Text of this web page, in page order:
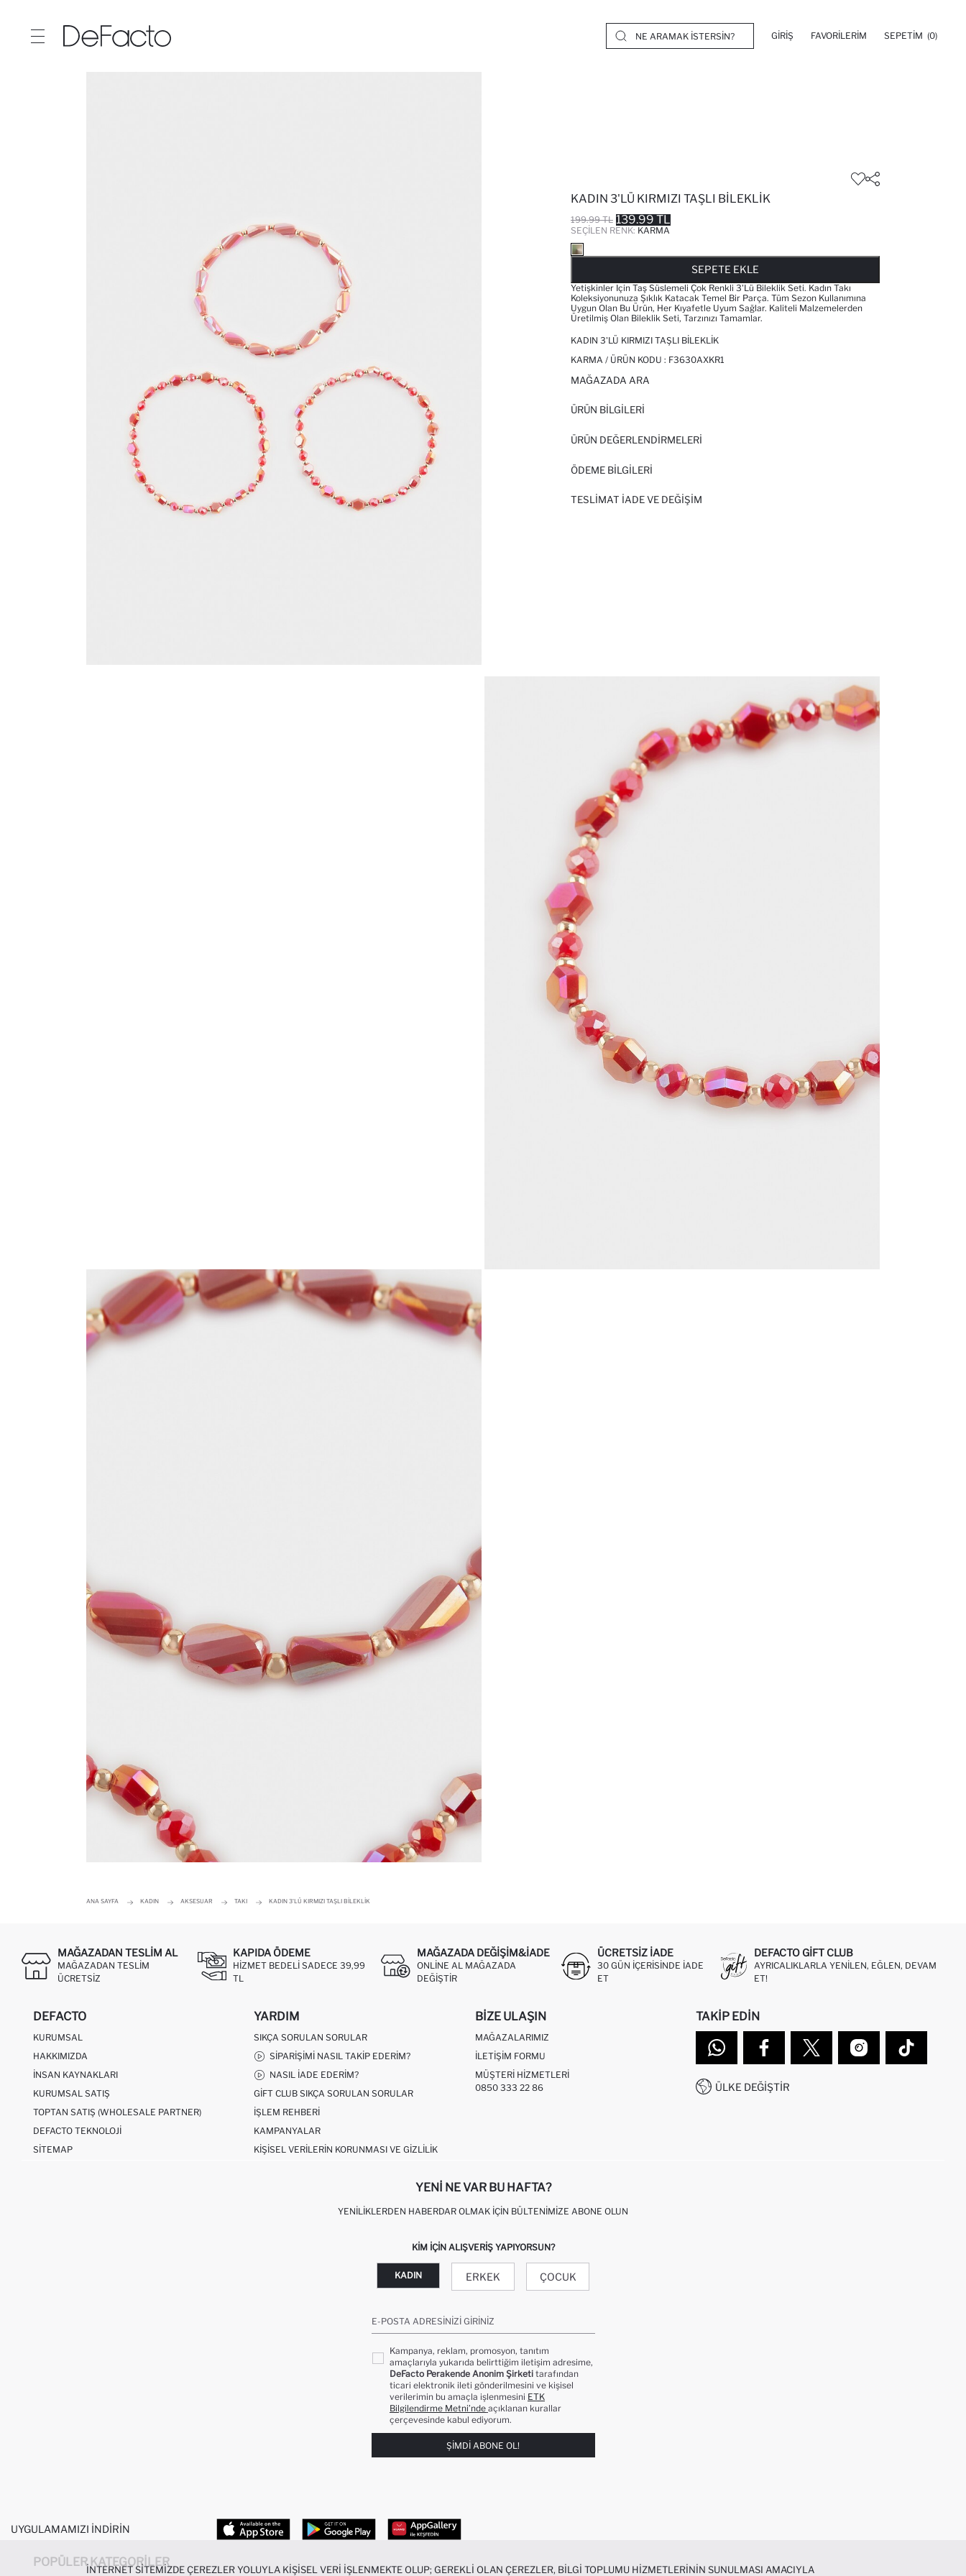
GIRIŞ FAVORILERIM SEPETIM (0)
KADIN 3'LÜ KIRMIZI TAŞLI BILEKLIK
199.99 TL 139.99 TL
SEÇILEN RENK: KARMA
SEPETE EKLE
Yetişkinler Için Taş Süslemeli Çok Renkli 3'lü Bileklik Seti. Kadın Takı
Koleksiyonunuza Şıklık Katacak Temel Bir Parça. Tüm Sezon Kullanımına
Uygun Olan Bu Ürün, Her Kıyafetle Uyum Sağlar. Kaliteli Malzemelerden
Üretilmiş Olan Bileklik Seti, Tarzınızı Tamamlar.
KADIN 3'LÜ KIRMIZI TAŞLI BILEKLIK
KARMA / ÜRÜN KODU : F3630AXKR1
MAĞAZADA ARA
ÜRÜN BILGILERI
ÜRÜN DEĞERLENDİRMELERİ
ÖDEME BİLGİLERİ
TESLIMAT İADE VE DEĞIŞIM
ANA SAYFA KADIN AKSESUAR TAKI KADIN 3'LÜ KIRMIZI TAŞLI BILEKLIK
MAĞAZADAN TESLIM AL
MAĞAZADAN TESLIM
ÜCRETSIZ
KAPIDA ÖDEME
HIZMET BEDELI SADECE 39,99
TL
MAĞAZADA DEĞIŞIM&İADE
ONLINE AL MAĞAZADA
DEĞIŞTIR
ÜCRETSIZ IADE
30 GÜN IÇERISINDE IADE
ET
DEFACTO GIFT CLUB
AYRICALIKLARLA YENILEN, EĞLEN, DEVAM
ET!
DEFACTO
KURUMSAL
HAKKIMIZDA
İNSAN KAYNAKLARI
KURUMSAL SATIŞ
TOPTAN SATIŞ (WHOLESALE PARTNER)
DEFACTO TEKNOLOJI
SITEMAP
YARDIM
SIKÇA SORULAN SORULAR
SIPARIŞIMI NASIL TAKIP EDERIM?
NASIL İADE EDERIM?
GIFT CLUB SIKÇA SORULAN SORULAR
İŞLEM REHBERI
KAMPANYALAR
KIŞISEL VERILERIN KORUNMASI VE GIZLILIK
BIZE ULAŞIN
MAĞAZALARIMIZ
İLETIŞIM FORMU
MÜŞTERI HIZMETLERI
0850 333 22 86
TAKIP EDIN
ÜLKE DEĞIŞTIR
YENI NE VAR BU HAFTA?
YENILIKLERDEN HABERDAR OLMAK İÇIN BÜLTENIMIZE ABONE OLUN
KIM IÇIN ALIŞVERIŞ YAPIYORSUN?
KADIN ERKEK ÇOCUK
E-POSTA ADRESINIZI GIRINIZ
Kampanya, reklam, promosyon, tanıtım
amaçlarıyla yukarıda belirttiğim iletişim adresime,
DeFacto Perakende Anonim Şirketi tarafından
ticari elektronik ileti gönderilmesini ve kişisel
verilerimin bu amaçla işlenmesini ETK
Bilgilendirme Metni’nde açıklanan kurallar
çerçevesinde kabul ediyorum.
ŞIMDI ABONE OL!
UYGULAMAMIZI İNDIRIN
POPÜLER KATEGORILER
İNTERNET SITEMIZDE ÇEREZLER YOLUYLA KIŞISEL VERI IŞLENMEKTE OLUP; GEREKLI OLAN ÇEREZLER, BILGI TOPLUMU HIZMETLERININ SUNULMASI AMACIYLA